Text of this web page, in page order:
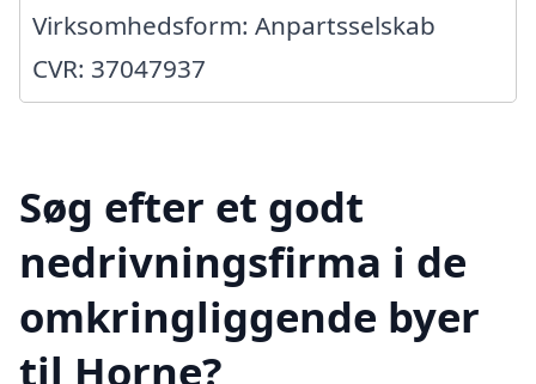
Virksomhedsform: Anpartsselskab
CVR: 37047937
Søg efter et godt
nedrivningsfirma i de
omkringliggende byer
til Horne?